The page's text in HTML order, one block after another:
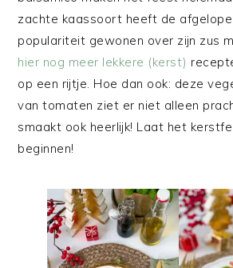
zachte kaassoort heeft de
populariteit gewonen over zijn zus
hier nog meer lekkere (kerst)
op een rijtje. Hoe dan ook: deze
van tomaten ziet er niet alleen
smaakt ook heerlijk! Laat het
beginnen!